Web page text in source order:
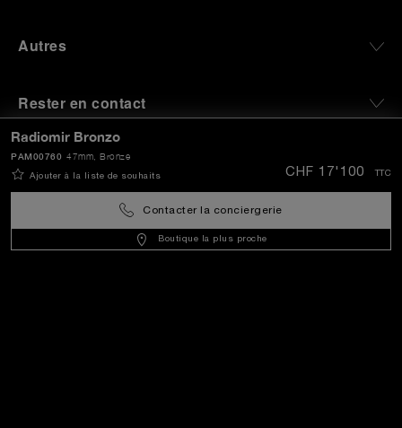
Radiomir Bronzo
47mm , Bronze
PAM00760
Ajouter à la liste de souhaits CHF 17'100 TTC
Contacter la conciergerie
Boutique la plus proche
Autres
Rester en contact
Besoin d’aide ?